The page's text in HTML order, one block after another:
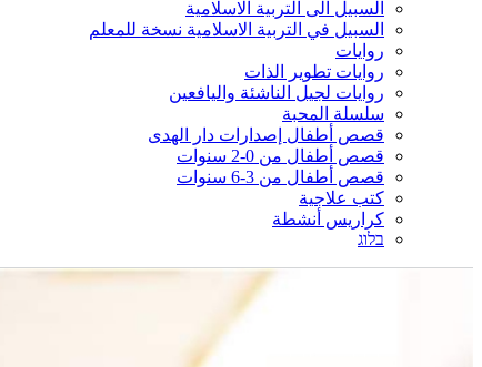
السبيل الى التربية الاسلامية
السبيل في التربية الاسلامية نسخة للمعلم
روايات
روايات تطوير الذات
روايات لجيل الناشئة واليافعين
سلسلة المحبة
قصص أطفال إصدارات دار الهدى
قصص أطفال من 0-2 سنوات
قصص أطفال من 3-6 سنوات
كتب علاجية
كراريس أنشطة
בלוג